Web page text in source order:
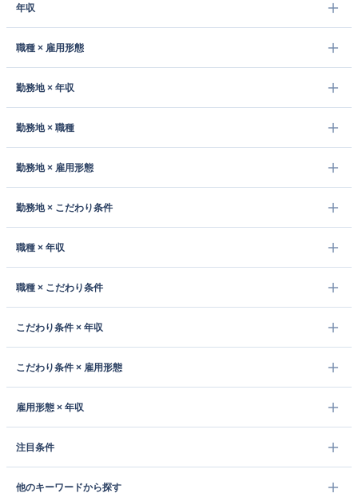
年収
職種 × 雇用形態
勤務地 × 年収
勤務地 × 職種
勤務地 × 雇用形態
勤務地 × こだわり条件
職種 × 年収
職種 × こだわり条件
こだわり条件 × 年収
こだわり条件 × 雇用形態
雇用形態 × 年収
注目条件
他のキーワードから探す